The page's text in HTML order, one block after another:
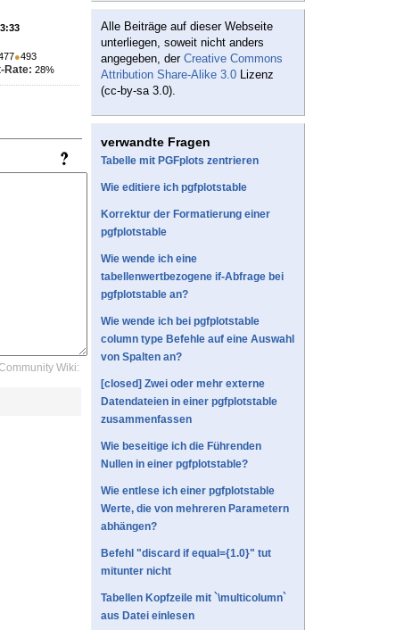
●493
Rate: 28%
Wiki:
Alle Beiträge auf dieser Webseite
unterliegen, soweit nicht anders
angegeben, der Creative Commons
Attribution Share-Alike 3.0 Lizenz
(cc-by-sa 3.0).
verwandte Fragen
Tabelle mit PGFplots zentrieren
Wie editiere ich pgfplotstable
Korrektur der Formatierung einer
pgfplotstable
Wie wende ich eine
tabellenwertbezogene if-Abfrage bei
pgfplotstable an?
Wie wende ich bei pgfplotstable
column type Befehle auf eine Auswahl
von Spalten an?
[closed] Zwei oder mehr externe
Datendateien in einer pgfplotstable
zusammenfassen
Wie beseitige ich die Führenden
Nullen in einer pgfplotstable?
Wie entlese ich einer pgfplotstable
Werte, die von mehreren Parametern
abhängen?
Befehl "discard if equal={1.0}" tut
mitunter nicht
Tabellen Kopfzeile mit `\multicolumn`
aus Datei einlesen